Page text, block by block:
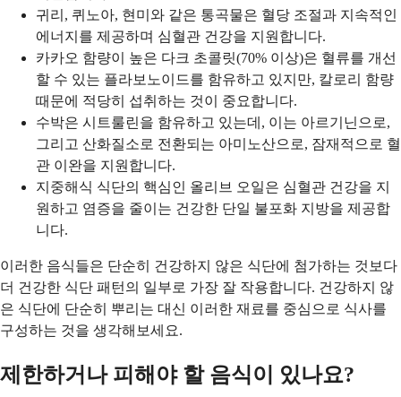
귀리, 퀴노아, 현미와 같은 통곡물은 혈당 조절과 지속적인
에너지를 제공하며 심혈관 건강을 지원합니다.
카카오 함량이 높은 다크 초콜릿(70% 이상)은 혈류를 개선
할 수 있는 플라보노이드를 함유하고 있지만, 칼로리 함량
때문에 적당히 섭취하는 것이 중요합니다.
수박은 시트룰린을 함유하고 있는데, 이는 아르기닌으로,
그리고 산화질소로 전환되는 아미노산으로, 잠재적으로 혈
관 이완을 지원합니다.
지중해식 식단의 핵심인 올리브 오일은 심혈관 건강을 지
원하고 염증을 줄이는 건강한 단일 불포화 지방을 제공합
니다.
이러한 음식들은 단순히 건강하지 않은 식단에 첨가하는 것보다
더 건강한 식단 패턴의 일부로 가장 잘 작용합니다. 건강하지 않
은 식단에 단순히 뿌리는 대신 이러한 재료를 중심으로 식사를
구성하는 것을 생각해보세요.
제한하거나 피해야 할 음식이 있나요?